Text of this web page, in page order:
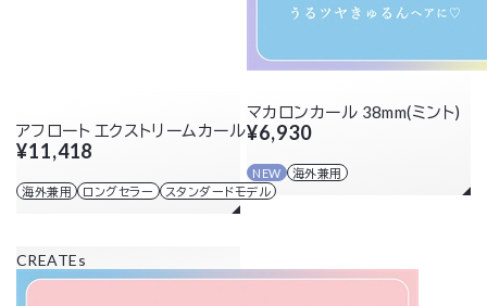
アフロート エクストリームカールII プラス 32mm
¥11,418
海外兼用 ロングセラー スタンダードモデル
マカロンカール 38mm(ミント)
¥6,930
NEW 海外兼用
CREATEs